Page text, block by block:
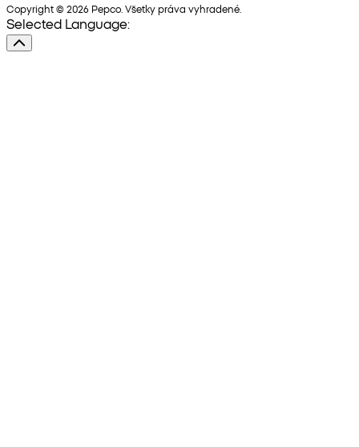
Copyright © 2026 Pepco. Všetky práva vyhradené.
Selected Language: